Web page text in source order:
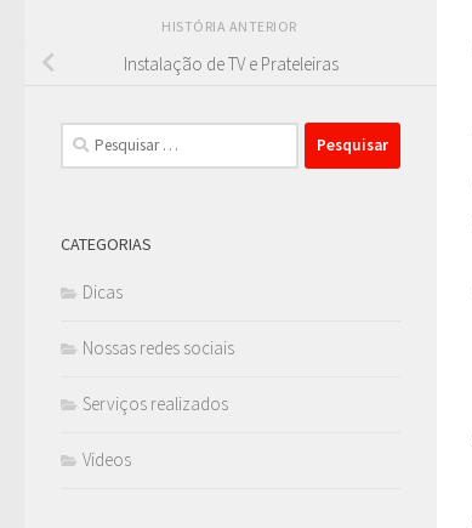
HISTÓRIA ANTERIOR
Instalação de TV e Prateleiras
Pesquisar
por:
CATEGORIAS
Dicas
Nossas redes sociais
Serviços realizados
Videos